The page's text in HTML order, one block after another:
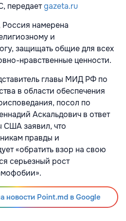
передаетgazeta.ru
намерена
и
защищать общие для всех
нравственные ценности.
главы МИД РФ по
в области обеспечения
посол по
Аскальдович в ответ
США заявил, что
правды и
«обратить взор на свою
серьезный рост
новости Point.md в Google